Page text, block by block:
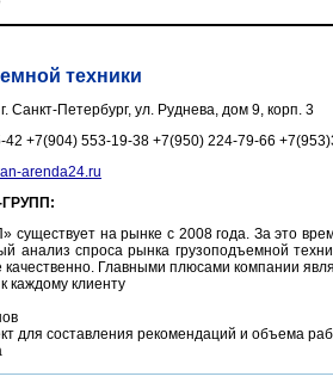
техники
Санкт-Петербург, ул. Руднева, дом 9, корп. 3
42 +7(904) 553-19-38 +7(950) 224-79-66
arenda24.ru
на рынке с 2008 года. За это
анализ спроса рынка грузоподъемной
качественно. Главными плюсами компании
каждому клиенту
для составления рекомендаций и объема